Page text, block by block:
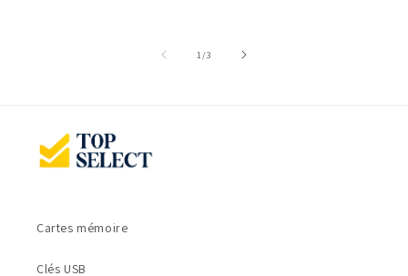
1/de3
Cartes mémoire
Clés USB